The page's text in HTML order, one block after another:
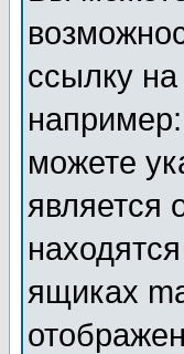
ссылку
можете
является
ящиках